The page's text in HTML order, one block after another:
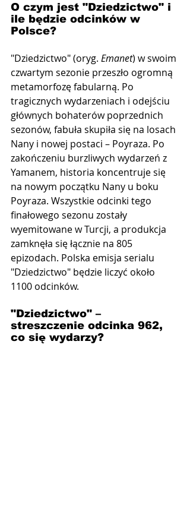
O czym jest "Dziedzictwo" i
ile będzie odcinków w
Polsce?
"Dziedzictwo" (oryg. Emanet) w swoim
czwartym sezonie przeszło ogromną
metamorfozę fabularną. Po
tragicznych wydarzeniach i odejściu
głównych bohaterów poprzednich
sezonów, fabuła skupiła się na losach
Nany i nowej postaci – Poyraza. Po
zakończeniu burzliwych wydarzeń z
Yamanem, historia koncentruje się
na nowym początku Nany u boku
Poyraza. Wszystkie odcinki tego
finałowego sezonu zostały
wyemitowane w Turcji, a produkcja
zamknęła się łącznie na 805
epizodach. Polska emisja serialu
"Dziedzictwo" będzie liczyć około
1100 odcinków.
"Dziedzictwo" –
streszczenie odcinka 962,
co się wydarzy?